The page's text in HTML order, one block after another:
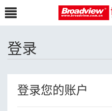
登录
登录您的账户